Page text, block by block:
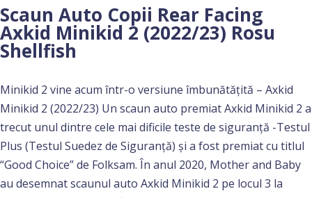
Scaun Auto Copii Rear Facing
Axkid Minikid 2 (2022/23) Rosu
Shellfish
Minikid 2 vine acum într-o versiune îmbunătățită – Axkid
Minikid 2 (2022/23) Un scaun auto premiat Axkid Minikid 2 a
trecut unul dintre cele mai dificile teste de siguranță -Testul
Plus (Testul Suedez de Siguranță) și a fost premiat cu titlul
“Good Choice” de Folksam. În anul 2020, Mother and Baby
au desemnat scaunul auto Axkid Minikid 2 pe locul 3 la